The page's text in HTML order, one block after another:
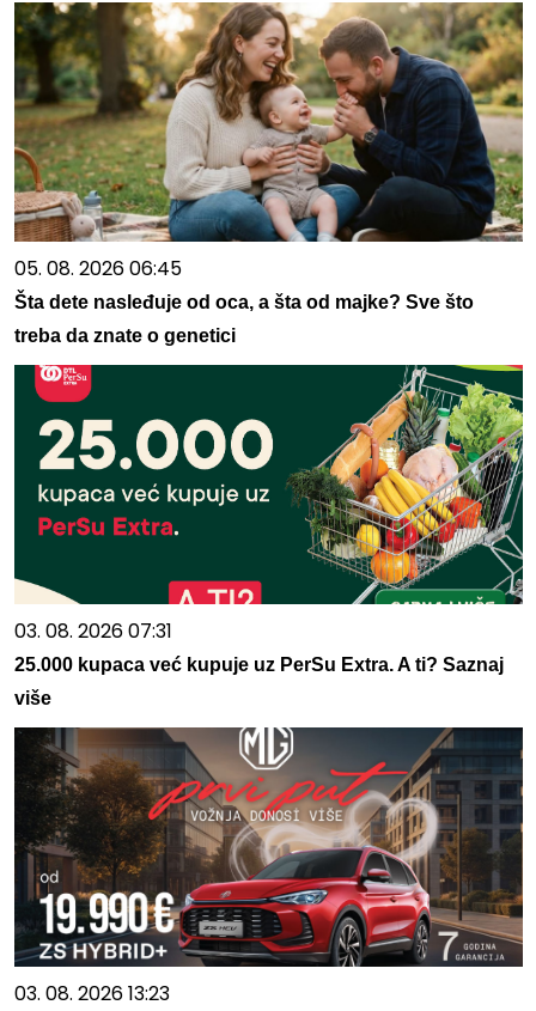
05. 08. 2026 06:45
Šta dete nasleđuje od oca, a šta od majke? Sve što
treba da znate o genetici
03. 08. 2026 07:31
25.000 kupaca već kupuje uz PerSu Extra. A ti? Saznaj
više
03. 08. 2026 13:23